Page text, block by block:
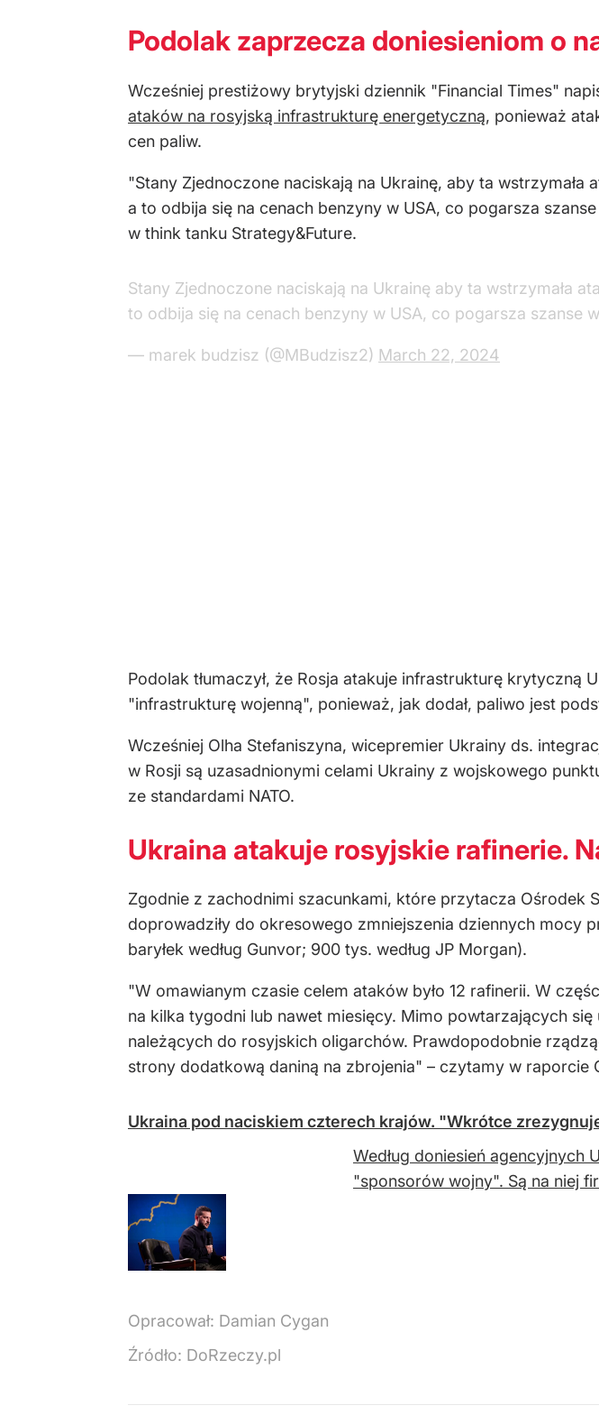
Podolak zaprzecza doniesieniom o
Wcześniej prestiżowy brytyjski dziennik "Financial Times"
ataków na rosyjską infrastrukturę energetyczną, ponieważ
cen paliw.
"Stany Zjednoczone naciskają na Ukrainę, aby ta
a to odbija się na cenach benzyny w USA, co pogarsza
w think tanku Strategy&Future.
Stany Zjednoczone naciskają na Ukrainę aby ta wstrzymała
to odbija się na cenach benzyny w USA, co pogarsza szanse
— marek budzisz (@MBudzisz2) March 22, 2024
Podolak tłumaczył, że Rosja atakuje infrastrukturę
"infrastrukturę wojenną", ponieważ, jak dodał, paliwo jest
Wcześniej Olha Stefaniszyna, wicepremier Ukrainy ds.
w Rosji są uzasadnionymi celami Ukrainy z wojskowego
ze standardami NATO.
Ukraina atakuje rosyjskie rafinerie.
Zgodnie z zachodnimi szacunkami, które przytacza Ośrodek
doprowadziły do okresowego zmniejszenia dziennych mocy
baryłek według Gunvor; 900 tys. według JP Morgan).
"W omawianym czasie celem ataków było 12 rafinerii. W
na kilka tygodni lub nawet miesięcy. Mimo powtarzających
należących do rosyjskich oligarchów. Prawdopodobnie
strony dodatkową daniną na zbrojenia" – czytamy w raporcie
Ukraina pod naciskiem czterech krajów. "Wkrótce
Według doniesień agencyjnych
"sponsorów wojny". Są na niej
Opracował: Damian Cygan
Źródło: DoRzeczy.pl